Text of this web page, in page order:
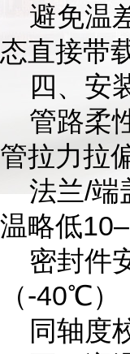
避免温
态直接带
四、安
管路柔
管拉力拉
法兰/端
温略低
密封件
（-40℃
同轴度